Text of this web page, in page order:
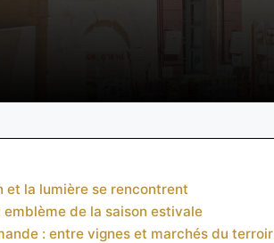
et la lumière se rencontrent
emblème de la saison estivale
: entre vignes et marchés du terroir